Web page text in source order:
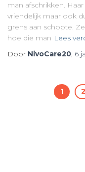
man afschrikken.
vriendelijk maar ook
grens aan schopte.
hoe die man Lees
Door NivoCare20, 6
Berichten
1 2